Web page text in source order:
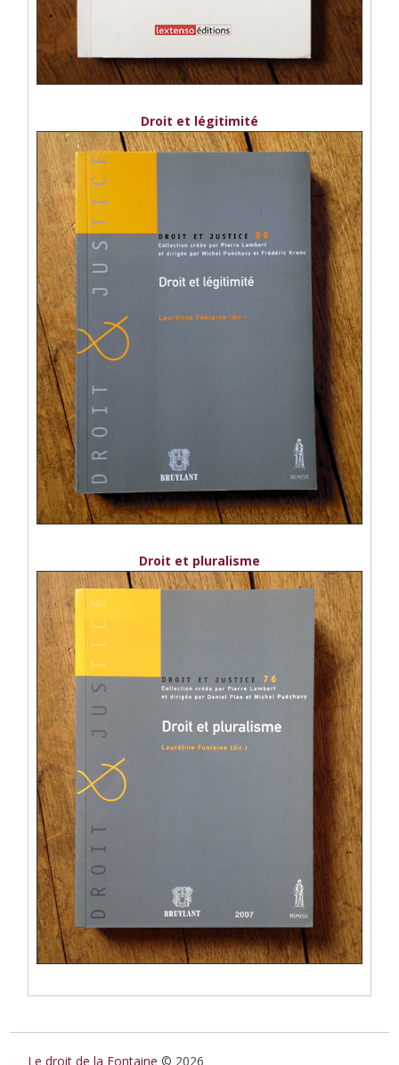
Droit et légitimité
Droit et pluralisme
Le droit de la Fontaine © 2026